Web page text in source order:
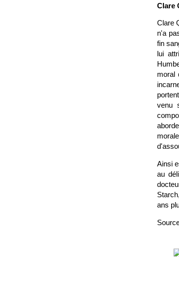
Clare
Clare
n'a
fin
lui
moral
venu
Ainsi
au
ans